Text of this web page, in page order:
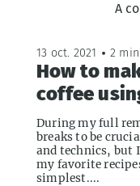
A
13 oct. 2021 • 2
How to
coffee
During my full
breaks to be
and technics, but
my favorite
simplest....